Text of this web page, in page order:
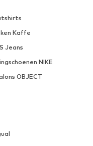
Kaffe
Jeans
NIKE
OBJECT